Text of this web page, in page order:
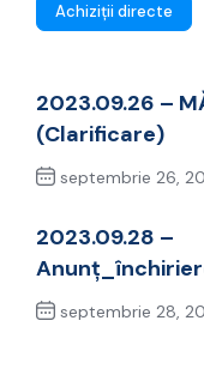
Achiziții directe
2023.09.26 –
(Clarificare)
septembrie 26,
2023.09.28 –
septembrie 28,